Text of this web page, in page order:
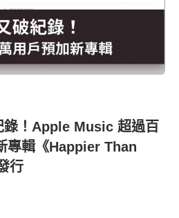
！Apple Music 超過百
專輯《Happier Than
行